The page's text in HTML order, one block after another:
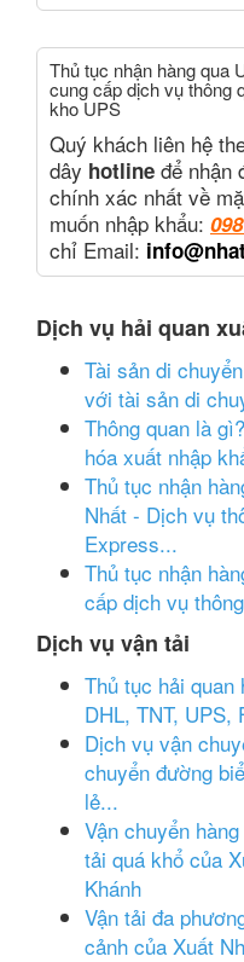
Thủ tục nhận hàng qua
cung cấp dịch vụ thông
kho UPS
Quý khách liên hệ
dây hotline để nhận
chính xác nhất về
muốn nhập khẩu:
chỉ Email:
Dịch vụ hải quan
Tài sản di
với tài sản di
Thông quan là
hóa xuất nhập
Thủ tục nhận
Nhất - Dịch vụ
Express...
Thủ tục nhận
cấp dịch vụ
Dịch vụ vận tải
Thủ tục hải quan
DHL, TNT,
Dịch vụ vận
chuyển đường
lẻ...
Vận chuyển
tải quá khổ của
Khánh
Vận tải đa
cảnh của Xuất